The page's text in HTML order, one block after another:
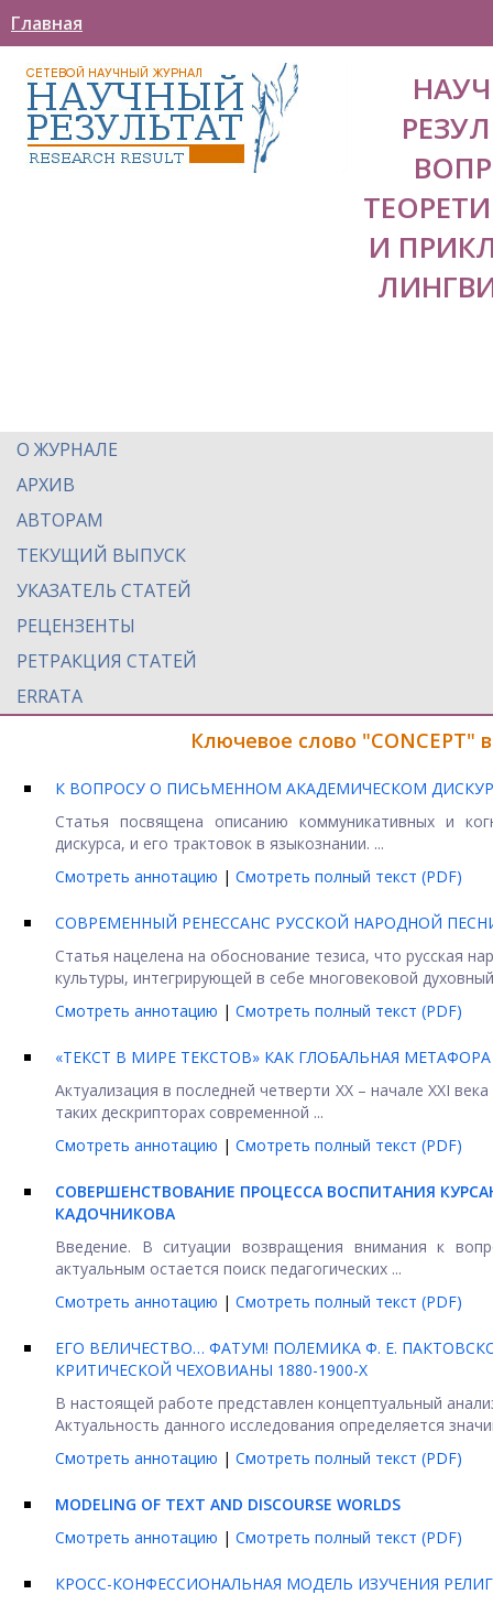
Главная
И
О ЖУРНАЛЕ
АРХИВ
АВТОРАМ
ТЕКУЩИЙ ВЫПУСК
УКАЗАТЕЛЬ СТАТЕЙ
РЕЦЕНЗЕНТЫ
РЕТРАКЦИЯ СТАТЕЙ
ERRATA
Ключевое слово "CONCEPT"
К ВОПРОСУ О ПИСЬМЕННОМ АКАДЕМИЧЕСКОМ
Статья посвящена описанию коммуникативных и
дискурса, и его трактовок в языкознании. ...
Смотреть аннотацию | Смотреть полный текст (PDF)
СОВРЕМЕННЫЙ РЕНЕССАНС РУССКОЙ НАРОДНОЙ
Статья нацелена на обоснование тезиса, что русская
культуры, интегрирующей в себе многовековой
Смотреть аннотацию | Смотреть полный текст (PDF)
«ТЕКСТ В МИРЕ ТЕКСТОВ» КАК ГЛОБАЛЬНАЯ
Актуализация в последней четверти ХХ – начале ХХI
таких дескрипторах современной ...
Смотреть аннотацию | Смотреть полный текст (PDF)
СОВЕРШЕНСТВОВАНИЕ ПРОЦЕССА ВОСПИТАНИЯ
КАДОЧНИКОВА
Введение. В ситуации возвращения внимания к
актуальным остается поиск педагогических ...
Смотреть аннотацию | Смотреть полный текст (PDF)
ЕГО ВЕЛИЧЕСТВО… ФАТУМ! ПОЛЕМИКА Ф. Е.
КРИТИЧЕСКОЙ ЧЕХОВИАНЫ 1880-1900-Х
В настоящей работе представлен концептуальный
Актуальность данного исследования определяется
Смотреть аннотацию | Смотреть полный текст (PDF)
MODELING OF TEXT AND DISCOURSE WORLDS
Смотреть аннотацию | Смотреть полный текст (PDF)
КРОСС-КОНФЕССИОНАЛЬНАЯ МОДЕЛЬ ИЗУЧЕНИЯ